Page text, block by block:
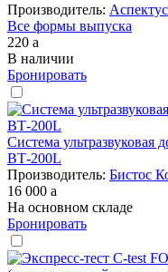
Производитель:
Все формы выпуска
220 a
В наличии
Бронировать
Система ультразвуковая
ВТ-200L
Производитель: Бистос
16 000 a
На основном складе
Бронировать